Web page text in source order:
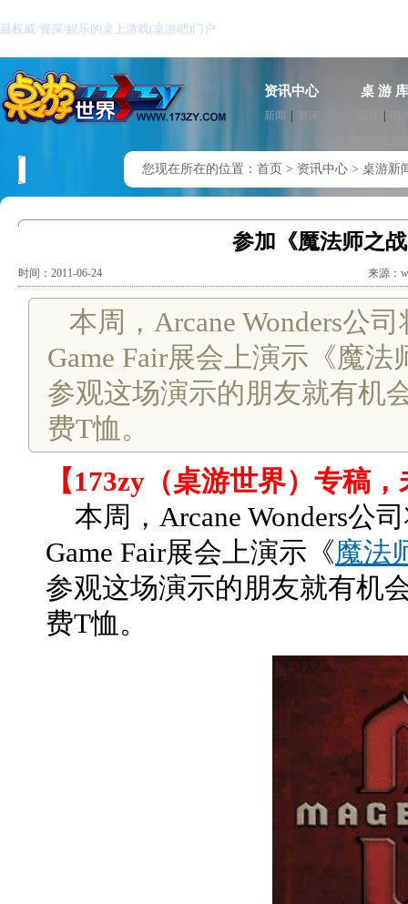
最权威/资深/娱乐的桌上游戏(桌游吧)门户
资讯中心
新闻 | 测评
桌 游 库
|
您现在所在的位置： 首页 > 资讯中心 > 桌游新
参加《魔法师之
时间：2011-06-24 来源：
本周，Arcane Wonders公
Game Fair展会上演示《魔法
参观这场演示的朋友就有机
费T恤。
【173zy（桌游世界）专稿
本周，Arcane Wonders公
Game Fair展会上演示《魔法
参观这场演示的朋友就有机
费T恤。